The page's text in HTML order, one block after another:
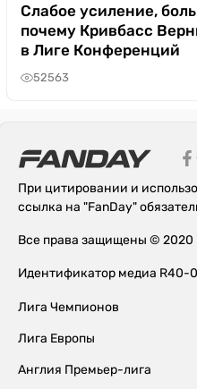
Слабое усиление,
почему Кривбасс
в Лиге Конференций
52563
При цитировании и
ссылка на "FanDay"
Все права защищены ©
Идентификатор медиа R40-
Лига Чемпионов
Лига Европы
Англия Премьер-лига